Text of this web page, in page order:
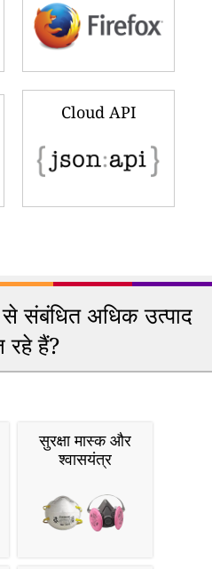
Cloud API
से संबंधित अधिक उत्पाद
रहे हैं?
सुरक्षा मास्क और
श्वासयंत्र